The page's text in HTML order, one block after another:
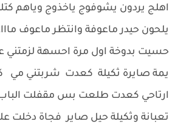
اهلج يردون يشوفوج ياخذوج وياهم
يلحون حيدر ماعوفة وانتظر ماعوف
حسيت بدوخة اول مرة احسهة لزمتني
يمة صايرة ثكيلة كعدت شربتني مي
ارتاحي كعدت طلعت بس مقفلت
تعبانة وثكيلة حيل صاير فجاة دخلت